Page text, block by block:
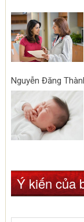
Nguyễn Đăng
Ý kiến của